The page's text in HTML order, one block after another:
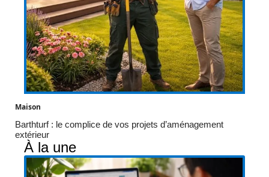
Maison
Barthturf : le complice de vos projets d’aménagement
extérieur
À la une